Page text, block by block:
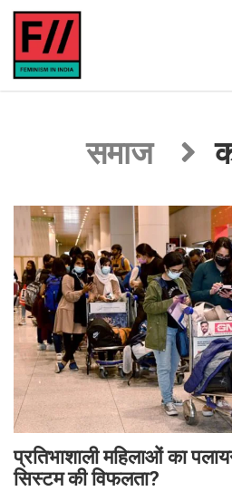
समाज
प्रतिभाशाली महिलाओं का
सिस्टम की विफलता?